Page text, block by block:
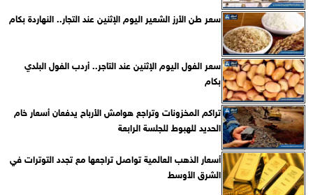
سعر طن الأرز الشعير اليوم الإثنين عند التجار.. النهاردة بكام
سعر الفول اليوم الإثنين عند التاجر.. أردب الفول البلدي
بكام
تراكم المخزونات وتراجع هوامش الأرباح يدفعان أسعار خام
الحديد للهبوط للجلسة الرابعة
أسعار الذهب العالمية تواصل تراجعها مع تجدد التوترات في
الشرق الأوسط